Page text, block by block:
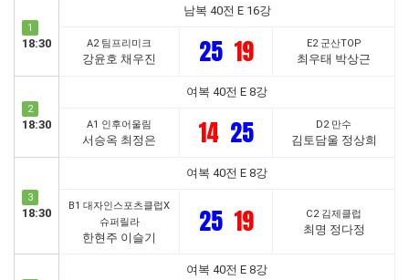
1
18:30
남복 40전 E 16강
A2 팀프리미크
강윤호 채우진 25 19 E2 군산TOP
최우태 박상근
2
18:30
여복 40전 E 8강
A1 인후어울림
서승옥 최정은 14 25 D2 만수
김토담울 정상희
3
18:30
여복 40전 E 8강
B1 대자인스포츠클럽X
슈퍼릴라
한현주 이슬기 25 19 C2 김제클럽
최명 정다정
여복 40전 E 8강